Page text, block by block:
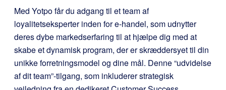
Med Yotpo får du adgang til et team af
loyalitetseksperter inden for e-handel, som udnytter
deres dybe markedserfaring til at hjælpe dig med at
skabe et dynamisk program, der er skræddersyet til din
unikke forretningsmodel og dine mål. Denne “udvidelse
af dit team”-tilgang, som inkluderer strategisk